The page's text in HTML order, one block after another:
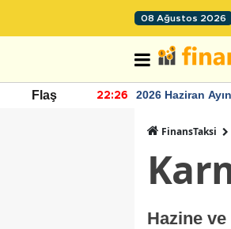
08 Ağustos 2026
Flaş 22:26
2026 Haziran
FinansTaksi
Hazine